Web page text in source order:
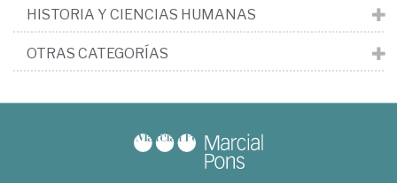
HISTORIA Y CIENCIAS HUMANAS
OTRAS CATEGORÍAS